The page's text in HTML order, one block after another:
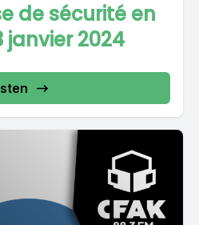
de sécurité en
janvier 2024